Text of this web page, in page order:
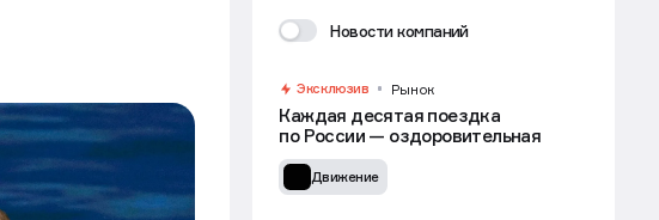
Новости компаний
Эксклюзив Рынок
Каждая десятая поездка
по России — оздоровительная
Движение